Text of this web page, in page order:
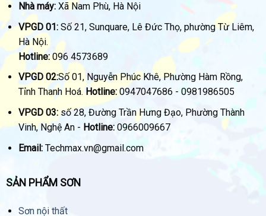
Nhà máy:Xã Nam Phù, Hà Nội
VPGD 01:Số 21, Sunquare, Lê Đức Thọ, phường Từ Liêm,
Hà Nội.
Hotline:096 4573689
VPGD 02:Số 01, Nguyễn Phúc Khê, Phường Hàm Rồng,
Tỉnh Thanh Hoá.Hotline:0947047686 - 0981986505
VPGD 03:số 28, Đường Trần Hưng Đạo, Phường Thành
Vinh, Nghệ An - Hotline:0966009667
Email:Techmax.vn@gmail.com
SẢN PHẨM SƠN
Sơn nội thất